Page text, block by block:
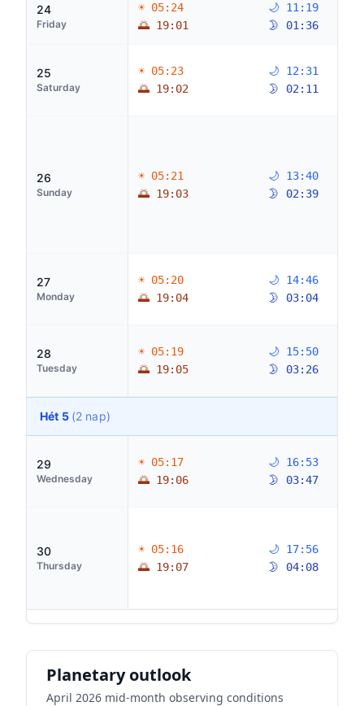
24
Friday
☀ 05:24
🌅 19:01
🌙 11:19
🌛 01:36
25
Saturday
☀ 05:23
🌅 19:02
🌙 12:31
🌛 02:11
26
Sunday
☀ 05:21
🌅 19:03
🌙 13:40
🌛 02:39
27
Monday
☀ 05:20
🌅 19:04
🌙 14:46
🌛 03:04
28
Tuesday
☀ 05:19
🌅 19:05
🌙 15:50
🌛 03:26
Hét 5 (2 nap)
29
Wednesday
☀ 05:17
🌅 19:06
🌙 16:53
🌛 03:47
30
Thursday
☀ 05:16
🌅 19:07
🌙 17:56
🌛 04:08
Planetary outlook
April 2026 mid-month observing conditions